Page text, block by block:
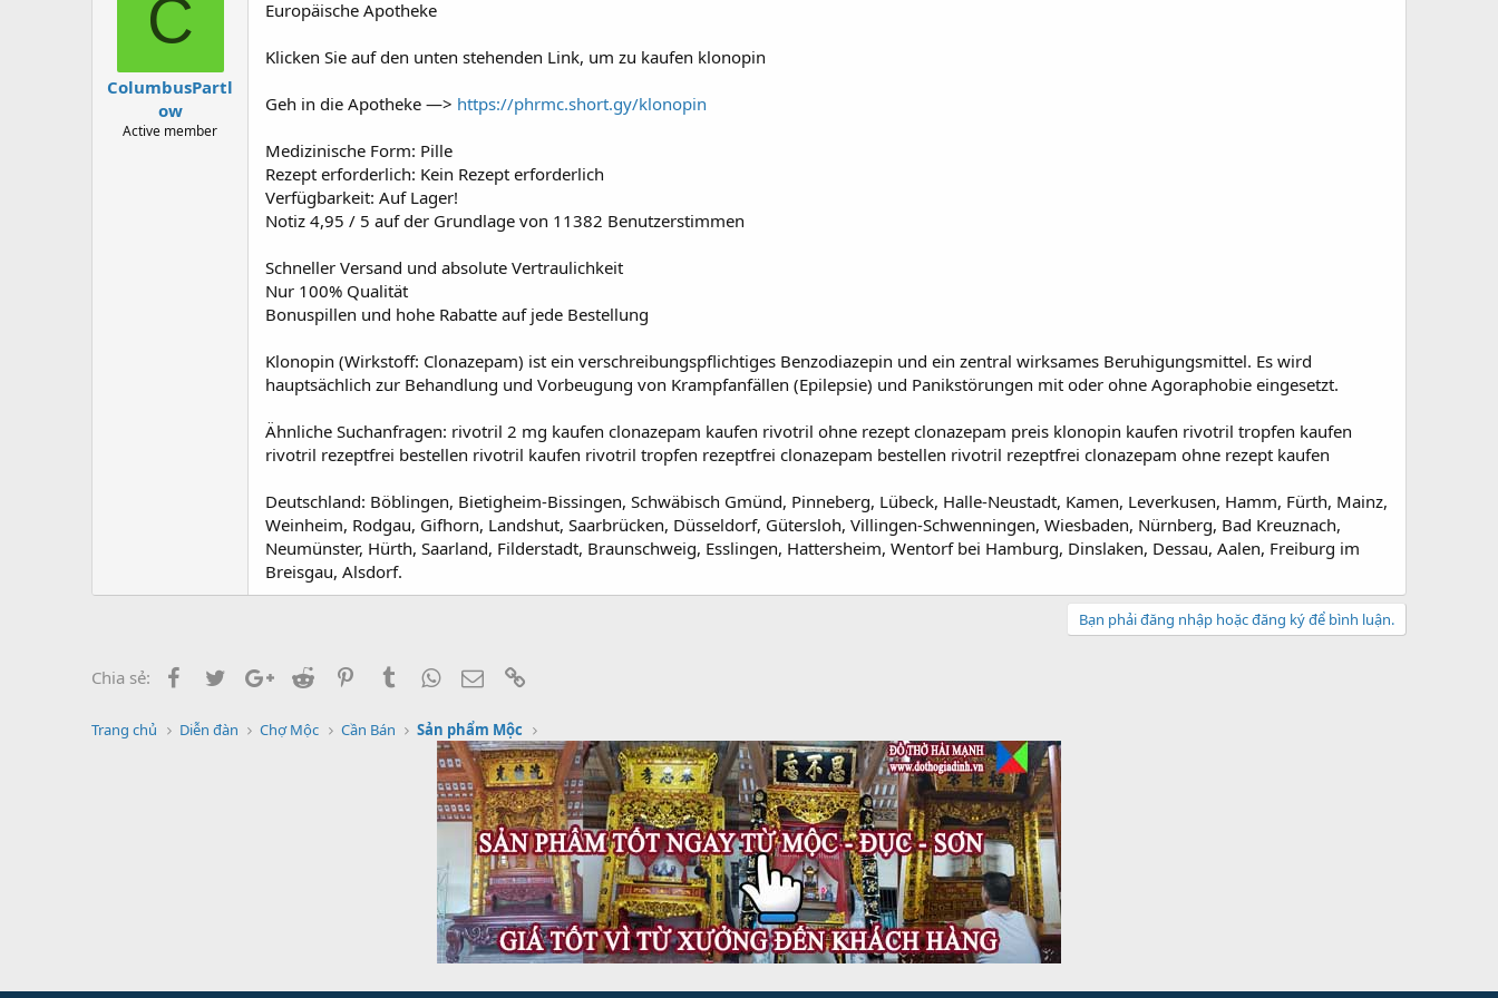
a
C
ColumbusPartl
ow
Active member
Europäische Apotheke
Klicken Sie auf den unten stehenden Link, um zu kaufen klonopin
Geh in die Apotheke —> https://phrmc.short.gy/klonopin
Medizinische Form: Pille
Rezept erforderlich: Kein Rezept erforderlich
Verfügbarkeit: Auf Lager!
Notiz 4,95 / 5 auf der Grundlage von 11382 Benutzerstimmen
Schneller Versand und absolute Vertraulichkeit
Nur 100% Qualität
Bonuspillen und hohe Rabatte auf jede Bestellung
Klonopin (Wirkstoff: Clonazepam) ist ein verschreibungspflichtiges Benzodiazepin und ein zentral wirksames Beruhigungsmittel. Es wird
hauptsächlich zur Behandlung und Vorbeugung von Krampfanfällen (Epilepsie) und Panikstörungen mit oder ohne Agoraphobie eingesetzt.
Ähnliche Suchanfragen: rivotril 2 mg kaufen clonazepam kaufen rivotril ohne rezept clonazepam preis klonopin kaufen rivotril tropfen kaufen
rivotril rezeptfrei bestellen rivotril kaufen rivotril tropfen rezeptfrei clonazepam bestellen rivotril rezeptfrei clonazepam ohne rezept kaufen
Deutschland: Böblingen, Bietigheim-Bissingen, Schwäbisch Gmünd, Pinneberg, Lübeck, Halle-Neustadt, Kamen, Leverkusen, Hamm, Fürth, Mainz,
Weinheim, Rodgau, Gifhorn, Landshut, Saarbrücken, Düsseldorf, Gütersloh, Villingen-Schwenningen, Wiesbaden, Nürnberg, Bad Kreuznach,
Neumünster, Hürth, Saarland, Filderstadt, Braunschweig, Esslingen, Hattersheim, Wentorf bei Hamburg, Dinslaken, Dessau, Aalen, Freiburg im
Breisgau, Alsdorf.
Bạn phải đăng nhập hoặc đăng ký để bình luận.
Chia sẻ: FacebookTwitterGoogle+
Reddit PinterestTumblrWhatsApp
Email
Trang chủ Diễn đàn Chợ Mộc Cần Bán Sản phẩm Mộc